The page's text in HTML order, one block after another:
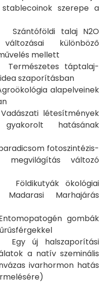
szerepe a
talaj N2O
különböző
mellett
táptalaj-
szaporításban
alapelveinek
létesítmények
hatásának
fotoszintézis-
megvilágítás változó
ökológiai
Marhajárás
gombák
új halszaporítási
a natív szeminális
ivarhormon hatás